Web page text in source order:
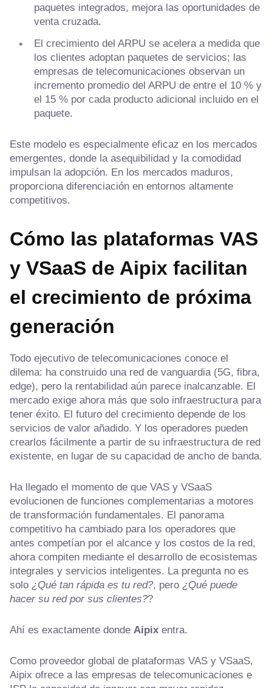
paquetes integrados, mejora las oportunidades de
venta cruzada.
El crecimiento del ARPU se acelera a medida que
los clientes adoptan paquetes de servicios; las
empresas de telecomunicaciones observan un
incremento promedio del ARPU de entre el 10 % y
el 15 % por cada producto adicional incluido en el
paquete.
Este modelo es especialmente eficaz en los mercados
emergentes, donde la asequibilidad y la comodidad
impulsan la adopción. En los mercados maduros,
proporciona diferenciación en entornos altamente
competitivos.
Cómo las plataformas VAS
y VSaaS de Aipix facilitan
el crecimiento de próxima
generación
Todo ejecutivo de telecomunicaciones conoce el
dilema: ha construido una red de vanguardia (5G, fibra,
edge), pero la rentabilidad aún parece inalcanzable. El
mercado exige ahora más que solo infraestructura para
tener éxito. El futuro del crecimiento depende de los
servicios de valor añadido. Y los operadores pueden
crearlos fácilmente a partir de su infraestructura de red
existente, en lugar de su capacidad de ancho de banda.
Ha llegado el momento de que VAS y VSaaS
evolucionen de funciones complementarias a motores
de transformación fundamentales. El panorama
competitivo ha cambiado para los operadores que
antes competían por el alcance y los costos de la red,
ahora compiten mediante el desarrollo de ecosistemas
integrales y servicios inteligentes. La pregunta no es
solo ¿Qué tan rápida es tu red?, pero ¿Qué puede
hacer su red por sus clientes??
Ahí es exactamente donde Aipix entra.
Como proveedor global de plataformas VAS y VSaaS,
Aipix ofrece a las empresas de telecomunicaciones e